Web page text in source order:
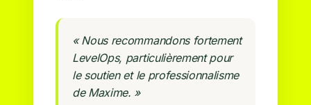
« Nous recommandons fortement
LevelOps, particulièrement pour
le soutien et le professionnalisme
de Maxime. »